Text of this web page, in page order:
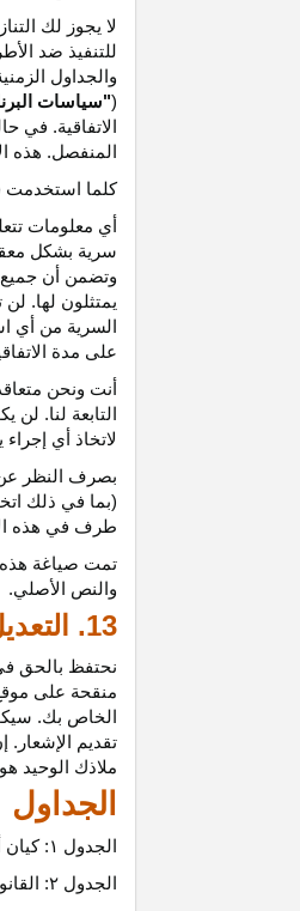
لا يجوز لك
للتنفيذ ضد
والجداول
("سياسات
الاتفاقية. في
المنفصل. هذه
كلما استخدمت
أي معلومات
سرية بشكل
وتضمن أن جميع
يمتثلون لها.
السرية من أي
على مدة الاتفاقية و٥ سنوات بعد
أنت ونحن
التابعة لنا.
لاتخاذ أي
بصرف النظر
(بما في ذلك
طرف في هذه
تمت صياغة هذه
والنص
الأصلي.
13. التعديل
نحتفظ بالحق
منقحة على
الخاص بك.
تقديم
ملاذك الوحيد هو
الجداول
الجدول ۱:
الجدول ۲: